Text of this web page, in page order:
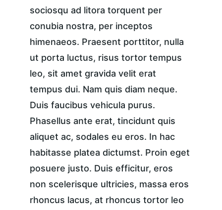
sociosqu ad litora torquent per
conubia nostra, per inceptos
himenaeos. Praesent porttitor, nulla
ut porta luctus, risus tortor tempus
leo, sit amet gravida velit erat
tempus dui. Nam quis diam neque.
Duis faucibus vehicula purus.
Phasellus ante erat, tincidunt quis
aliquet ac, sodales eu eros. In hac
habitasse platea dictumst. Proin eget
posuere justo. Duis efficitur, eros
non scelerisque ultricies, massa eros
rhoncus lacus, at rhoncus tortor leo